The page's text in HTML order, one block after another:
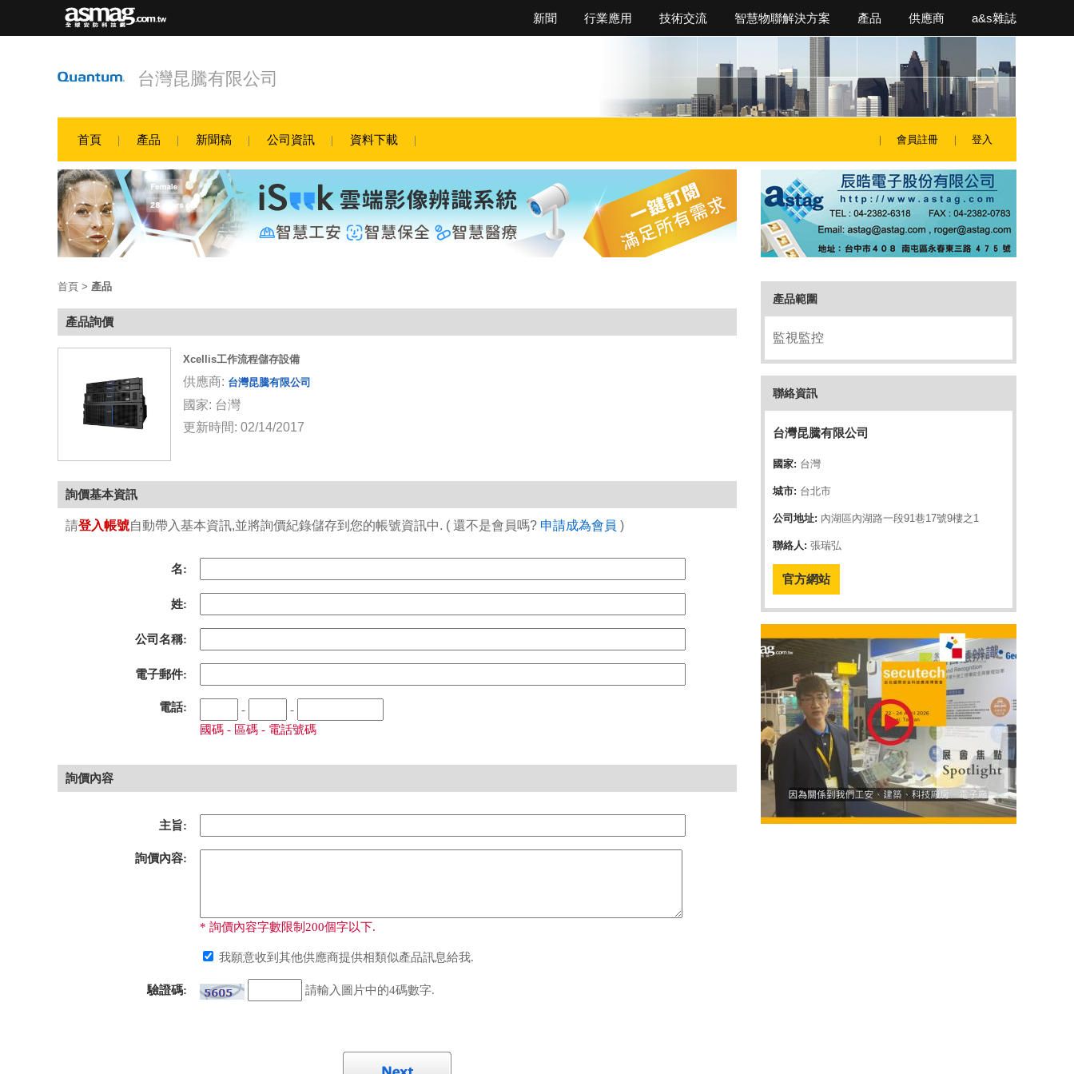
新聞 行業應用 技術交流 智慧物聯解決方案 產品 供應商 a&s雜誌
台灣昆騰有限公司
首頁 產品 新聞稿 公司資訊 資料下載 會員註冊 登入
產品範圍
監視監控
聯絡資訊
台灣昆騰有限公司
國家: 台灣
城市: 台北市
公司地址: 內湖區內湖路一段91巷17號9樓之1
聯絡人: 張瑞弘
官方網站
首頁 > 產品
產品詢價
Xcellis工作流程儲存設備
供應商: 台灣昆騰有限公司
國家: 台灣
更新時間: 02/14/2017
詢價基本資訊
請登入帳號自動帶入基本資訊,並將詢價紀錄儲存到您的帳號資訊中. ( 還不是會員嗎? 申請成為會員 )
名:
姓:
公司名稱:
電子郵件:
電話: -
-
國碼 - 區碼 - 電話號碼
詢價內容
主旨:
詢價內容:
* 詢價內容字數限制200個字以下.
我願意收到其他供應商提供相類似產品訊息給我.
驗證碼: 請輸入圖片中的4碼數字.